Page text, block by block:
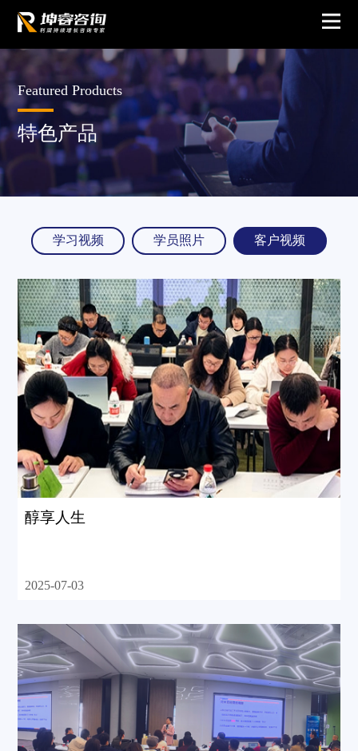
Featured Products
特色产品
学习视频 学员照片 客户视频
醇享人生
2025-07-03